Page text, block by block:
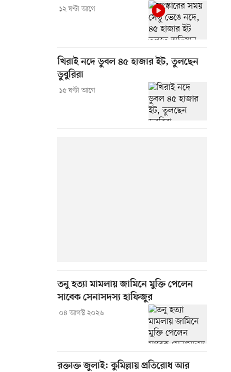
১২ ঘণ্টা আগে
খিরাই নদে ডুবল ৪৫ হাজার ইট, তুলছেন
ডুবুরিরা
১৫ ঘণ্টা আগে
তনু হত্যা মামলায় জামিনে মুক্তি পেলেন
সাবেক সেনাসদস্য হাফিজুর
০৪ আগস্ট ২০২৬
রক্তাক্ত জুলাই: কুমিল্লায় প্রতিরোধ আর